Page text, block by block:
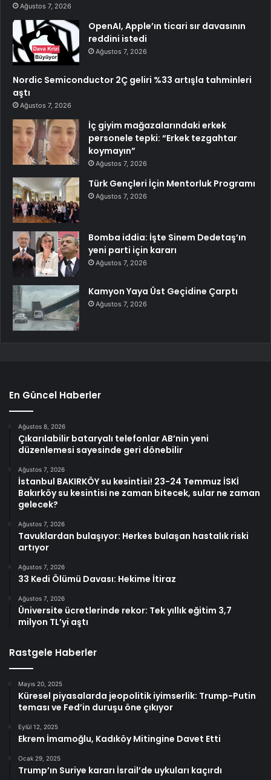
Ağustos 7, 2026
OpenAI, Apple’ın ticari sır davasının
reddini istedi
Ağustos 7, 2026
Nordic Semiconductor 2Ç geliri %33 artışla tahminleri
aştı
Ağustos 7, 2026
İç giyim mağazalarındaki erkek
personele tepki: “Erkek tezgahtar
koymayın”
Ağustos 7, 2026
Türk Gençleri İçin Mentorluk Programı
Ağustos 7, 2026
Bomba iddia: İşte Sinem Dedetaş’ın
yeni parti için kararı
Ağustos 7, 2026
Kamyon Yaya Üst Geçidine Çarptı
Ağustos 7, 2026
En Güncel Haberler
Ağustos 8, 2026
Çıkarılabilir bataryalı telefonlar AB’nin yeni
düzenlemesi sayesinde geri dönebilir
Ağustos 7, 2026
İstanbul BAKIRKÖY su kesintisi! 23-24 Temmuz İSKİ
Bakırköy su kesintisi ne zaman bitecek, sular ne zaman
gelecek?
Ağustos 7, 2026
Tavuklardan bulaşıyor: Herkes bulaşan hastalık riski
artıyor
Ağustos 7, 2026
33 Kedi Ölümü Davası: Hekime İtiraz
Ağustos 7, 2026
Üniversite ücretlerinde rekor: Tek yıllık eğitim 3,7
milyon TL’yi aştı
Rastgele Haberler
Mayıs 20, 2025
Küresel piyasalarda jeopolitik iyimserlik: Trump-Putin
teması ve Fed’in duruşu öne çıkıyor
Eylül 12, 2025
Ekrem İmamoğlu, Kadıköy Mitingine Davet Etti
Ocak 29, 2025
Trump’ın Suriye kararı İsrail’de uykuları kaçırdı